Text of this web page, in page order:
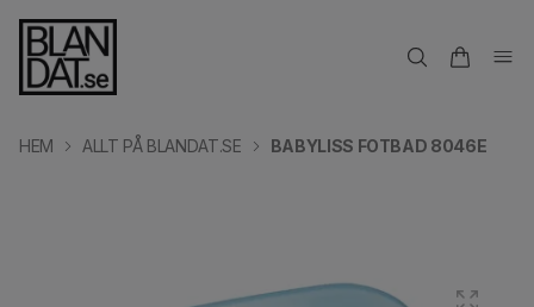
HEM ALLT PÅ BLANDAT.SE BABYLISS FOTBAD 8046E